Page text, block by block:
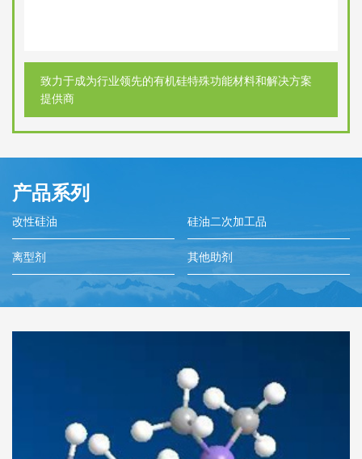
致力于成为行业领先的有机硅特殊功能材料和解决方案
提供商
产品系列
改性硅油 硅油二次加工品
离型剂 其他助剂